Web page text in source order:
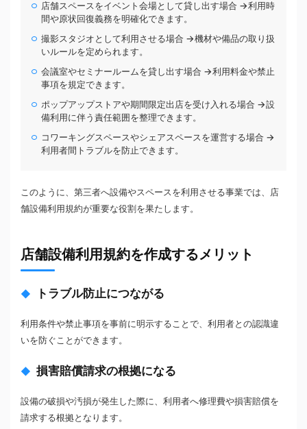
店舗スペースをイベント会場として貸し出す場合 →利用時
間や原状回復義務を明確化できます。
撮影スタジオとして利用させる場合 →機材や備品の取り扱
いルールを定められます。
会議室やセミナールームを貸し出す場合 →利用料金や禁止
事項を規定できます。
ポップアップストアや期間限定出店を受け入れる場合 →設
備利用に伴う責任範囲を整理できます。
コワーキングスペースやシェアスペースを運営する場合 →
利用者間トラブルを防止できます。
このように、第三者へ設備やスペースを利用させる事業では、店
舗設備利用規約が重要な役割を果たします。
店舗設備利用規約を作成するメリット
トラブル防止につながる
利用条件や禁止事項を事前に明示することで、利用者との認識違
いを防ぐことができます。
損害賠償請求の根拠になる
設備の破損や汚損が発生した際に、利用者へ修理費や損害賠償を
請求する根拠となります。